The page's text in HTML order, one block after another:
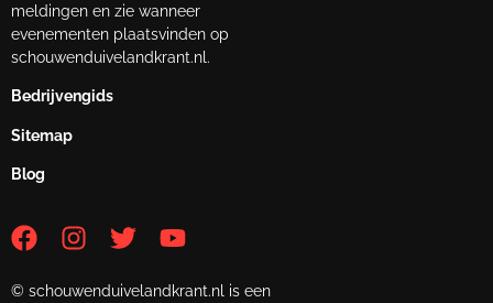
meldingen en zie wanneer
evenementen plaatsvinden op
schouwenduivelandkrant.nl.
Bedrijvengids
Sitemap
Blog
© schouwenduivelandkrant.nl is een